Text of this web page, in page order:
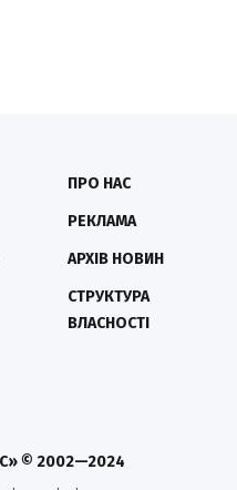
© 2002—2024
ПРО НАС
РЕКЛАМА
АРХІВ НОВИН
СТРУКТУРА
ВЛАСНОСТІ